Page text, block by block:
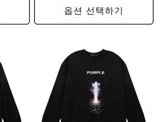
옵션 선택하기